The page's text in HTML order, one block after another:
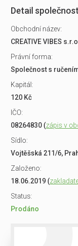
Detail
Obchodní název:
CREATIVE VIBES
Právní forma:
Společnost s
Kapitál:
120 Kč
IČO:
08264830 (zápis v
Sídlo:
Vojtěšská 211/6,
Založeno:
18.06.2019 (
Status:
Prodáno